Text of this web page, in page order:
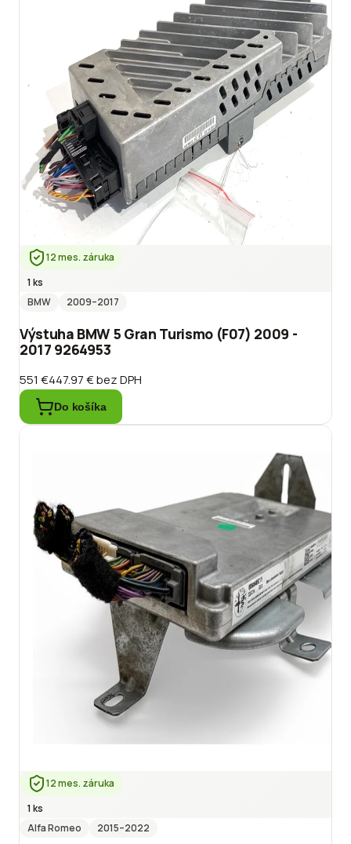
12 mes. záruka
1 ks
BMW
2009–2017
Výstuha BMW 5 Gran Turismo (F07) 2009 -
2017 9264953
551 €447.97 €bez DPH
Do košíka
12 mes. záruka
1 ks
Alfa Romeo
2015–2022